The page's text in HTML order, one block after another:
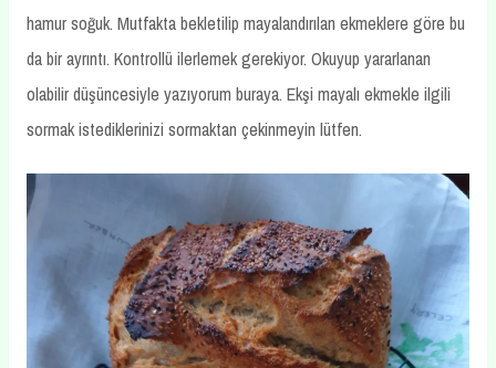
hamur soğuk. Mutfakta bekletilip mayalandırılan ekmeklere göre bu
da bir ayrıntı. Kontrollü ilerlemek gerekiyor. Okuyup yararlanan
olabilir düşüncesiyle yazıyorum buraya. Ekşi mayalı ekmekle ilgili
sormak istediklerinizi sormaktan çekinmeyin lütfen.